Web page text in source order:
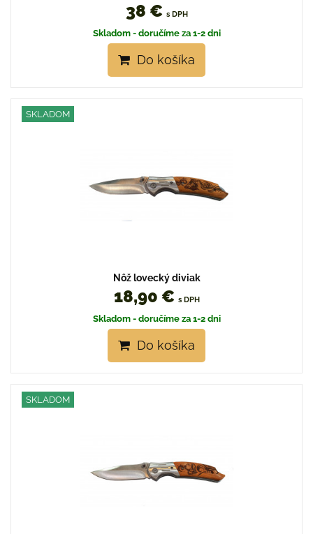
38 € s DPH
Skladom - doručíme za 1-2 dni
Do košíka
SKLADOM
Nôž lovecký diviak
18,90 € s DPH
Skladom - doručíme za 1-2 dni
Do košíka
SKLADOM